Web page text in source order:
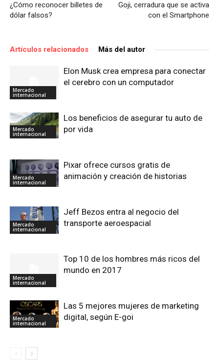
¿Cómo reconocer billetes de
dólar falsos?
Goji, cerradura que se activa
con el Smartphone
Artículos relacionados Más del autor
Mercado
internacional
Elon Musk crea empresa para conectar
el cerebro con un computador
Mercado
internacional
Los beneficios de asegurar tu auto de
por vida
Mercado
internacional
Pixar ofrece cursos gratis de
animación y creación de historias
Mercado
internacional
Jeff Bezos entra al negocio del
transporte aeroespacial
Mercado
internacional
Top 10 de los hombres más ricos del
mundo en 2017
Mercado
internacional
Las 5 mejores mujeres de marketing
digital, según E-goi